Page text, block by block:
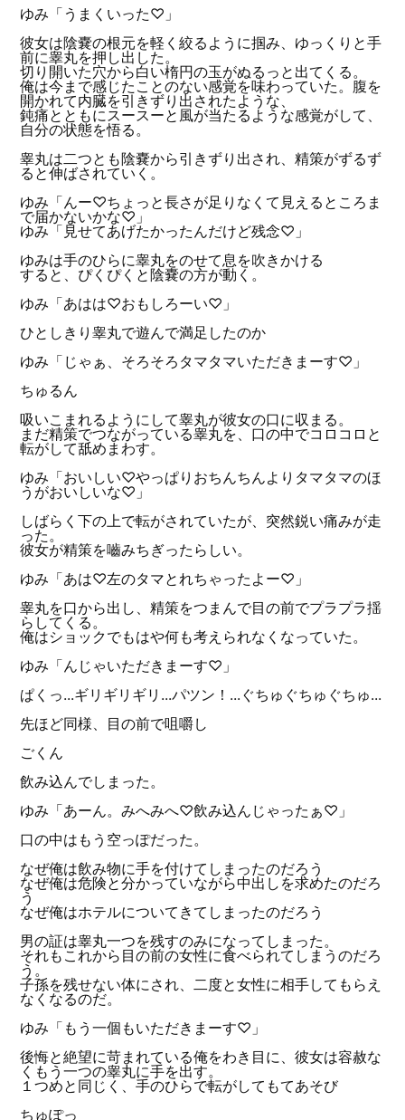
ゆみ「うまくいった♡」
彼女は陰嚢の根元を軽く絞るように掴み、ゆっくりと手
前に睾丸を押し出した。
切り開いた穴から白い楕円の玉がぬるっと出てくる。
俺は今まで感じたことのない感覚を味わっていた。腹を
開かれて内臓を引きずり出されたような、
鈍痛とともにスースーと風が当たるような感覚がして、
自分の状態を悟る。
睾丸は二つとも陰嚢から引きずり出され、精策がずるず
ると伸ばされていく。
ゆみ「んー♡ちょっと長さが足りなくて見えるところま
で届かないかな♡」
ゆみ「見せてあげたかったんだけど残念♡」
ゆみは手のひらに睾丸をのせて息を吹きかける
すると、ぴくぴくと陰嚢の方が動く。
ゆみ「あはは♡おもしろーい♡」
ひとしきり睾丸で遊んで満足したのか
ゆみ「じゃぁ、そろそろタマタマいただきまーす♡」
ちゅるん
吸いこまれるようにして睾丸が彼女の口に収まる。
まだ精策でつながっている睾丸を、口の中でコロコロと
転がして舐めまわす。
ゆみ「おいしい♡やっぱりおちんちんよりタマタマのほ
うがおいしいな♡」
しばらく下の上で転がされていたが、突然鋭い痛みが走
った。
彼女が精策を嚙みちぎったらしい。
ゆみ「あは♡左のタマとれちゃったよー♡」
睾丸を口から出し、精策をつまんで目の前でプラプラ揺
らしてくる。
俺はショックでもはや何も考えられなくなっていた。
ゆみ「んじゃいただきまーす♡」
ぱくっ...ギリギリギリ...パツン！...ぐちゅぐちゅぐちゅ...
先ほど同様、目の前で咀嚼し
ごくん
飲み込んでしまった。
ゆみ「あーん。みへみへ♡飲み込んじゃったぁ♡」
口の中はもう空っぽだった。
なぜ俺は飲み物に手を付けてしまったのだろう
なぜ俺は危険と分かっていながら中出しを求めたのだろ
う
なぜ俺はホテルについてきてしまったのだろう
男の証は睾丸一つを残すのみになってしまった。
それもこれから目の前の女性に食べられてしまうのだろ
う。
子孫を残せない体にされ、二度と女性に相手してもらえ
なくなるのだ。
ゆみ「もう一個もいただきまーす♡」
後悔と絶望に苛まれている俺をわき目に、彼女は容赦な
くもう一つの睾丸に手を出す。
１つめと同じく、手のひらで転がしてもてあそび
ちゅぽっ